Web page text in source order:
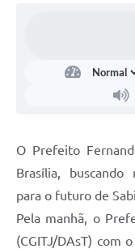
O Prefeito
Brasília,
para o futuro de
Pela manhã, o
(CGITJ/DAsT) com